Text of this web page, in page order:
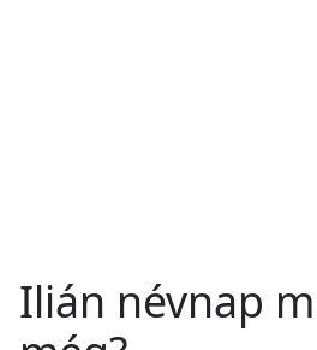
Ilián névnap